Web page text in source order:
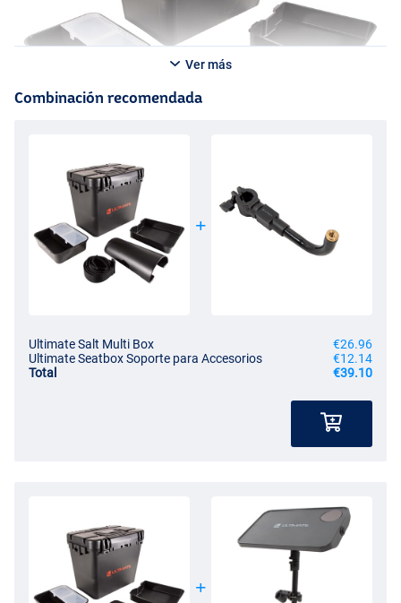
Ver más
Combinación recomendada
Ultimate Salt Multi Box
€26.96
Ultimate Seatbox Soporte para Accesorios
€12.14
Total
€39.10